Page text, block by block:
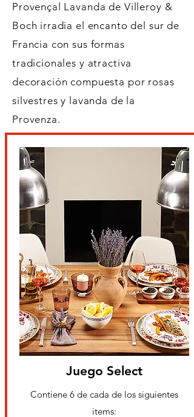
Provençal Lavanda de Villeroy &
Boch irradia el encanto del sur de
Francia con sus formas
tradicionales y atractiva
decoración compuesta por rosas
silvestres y lavanda de la
Provenza.
Juego Select
Contiene 6 de cada de los siguientes
items: